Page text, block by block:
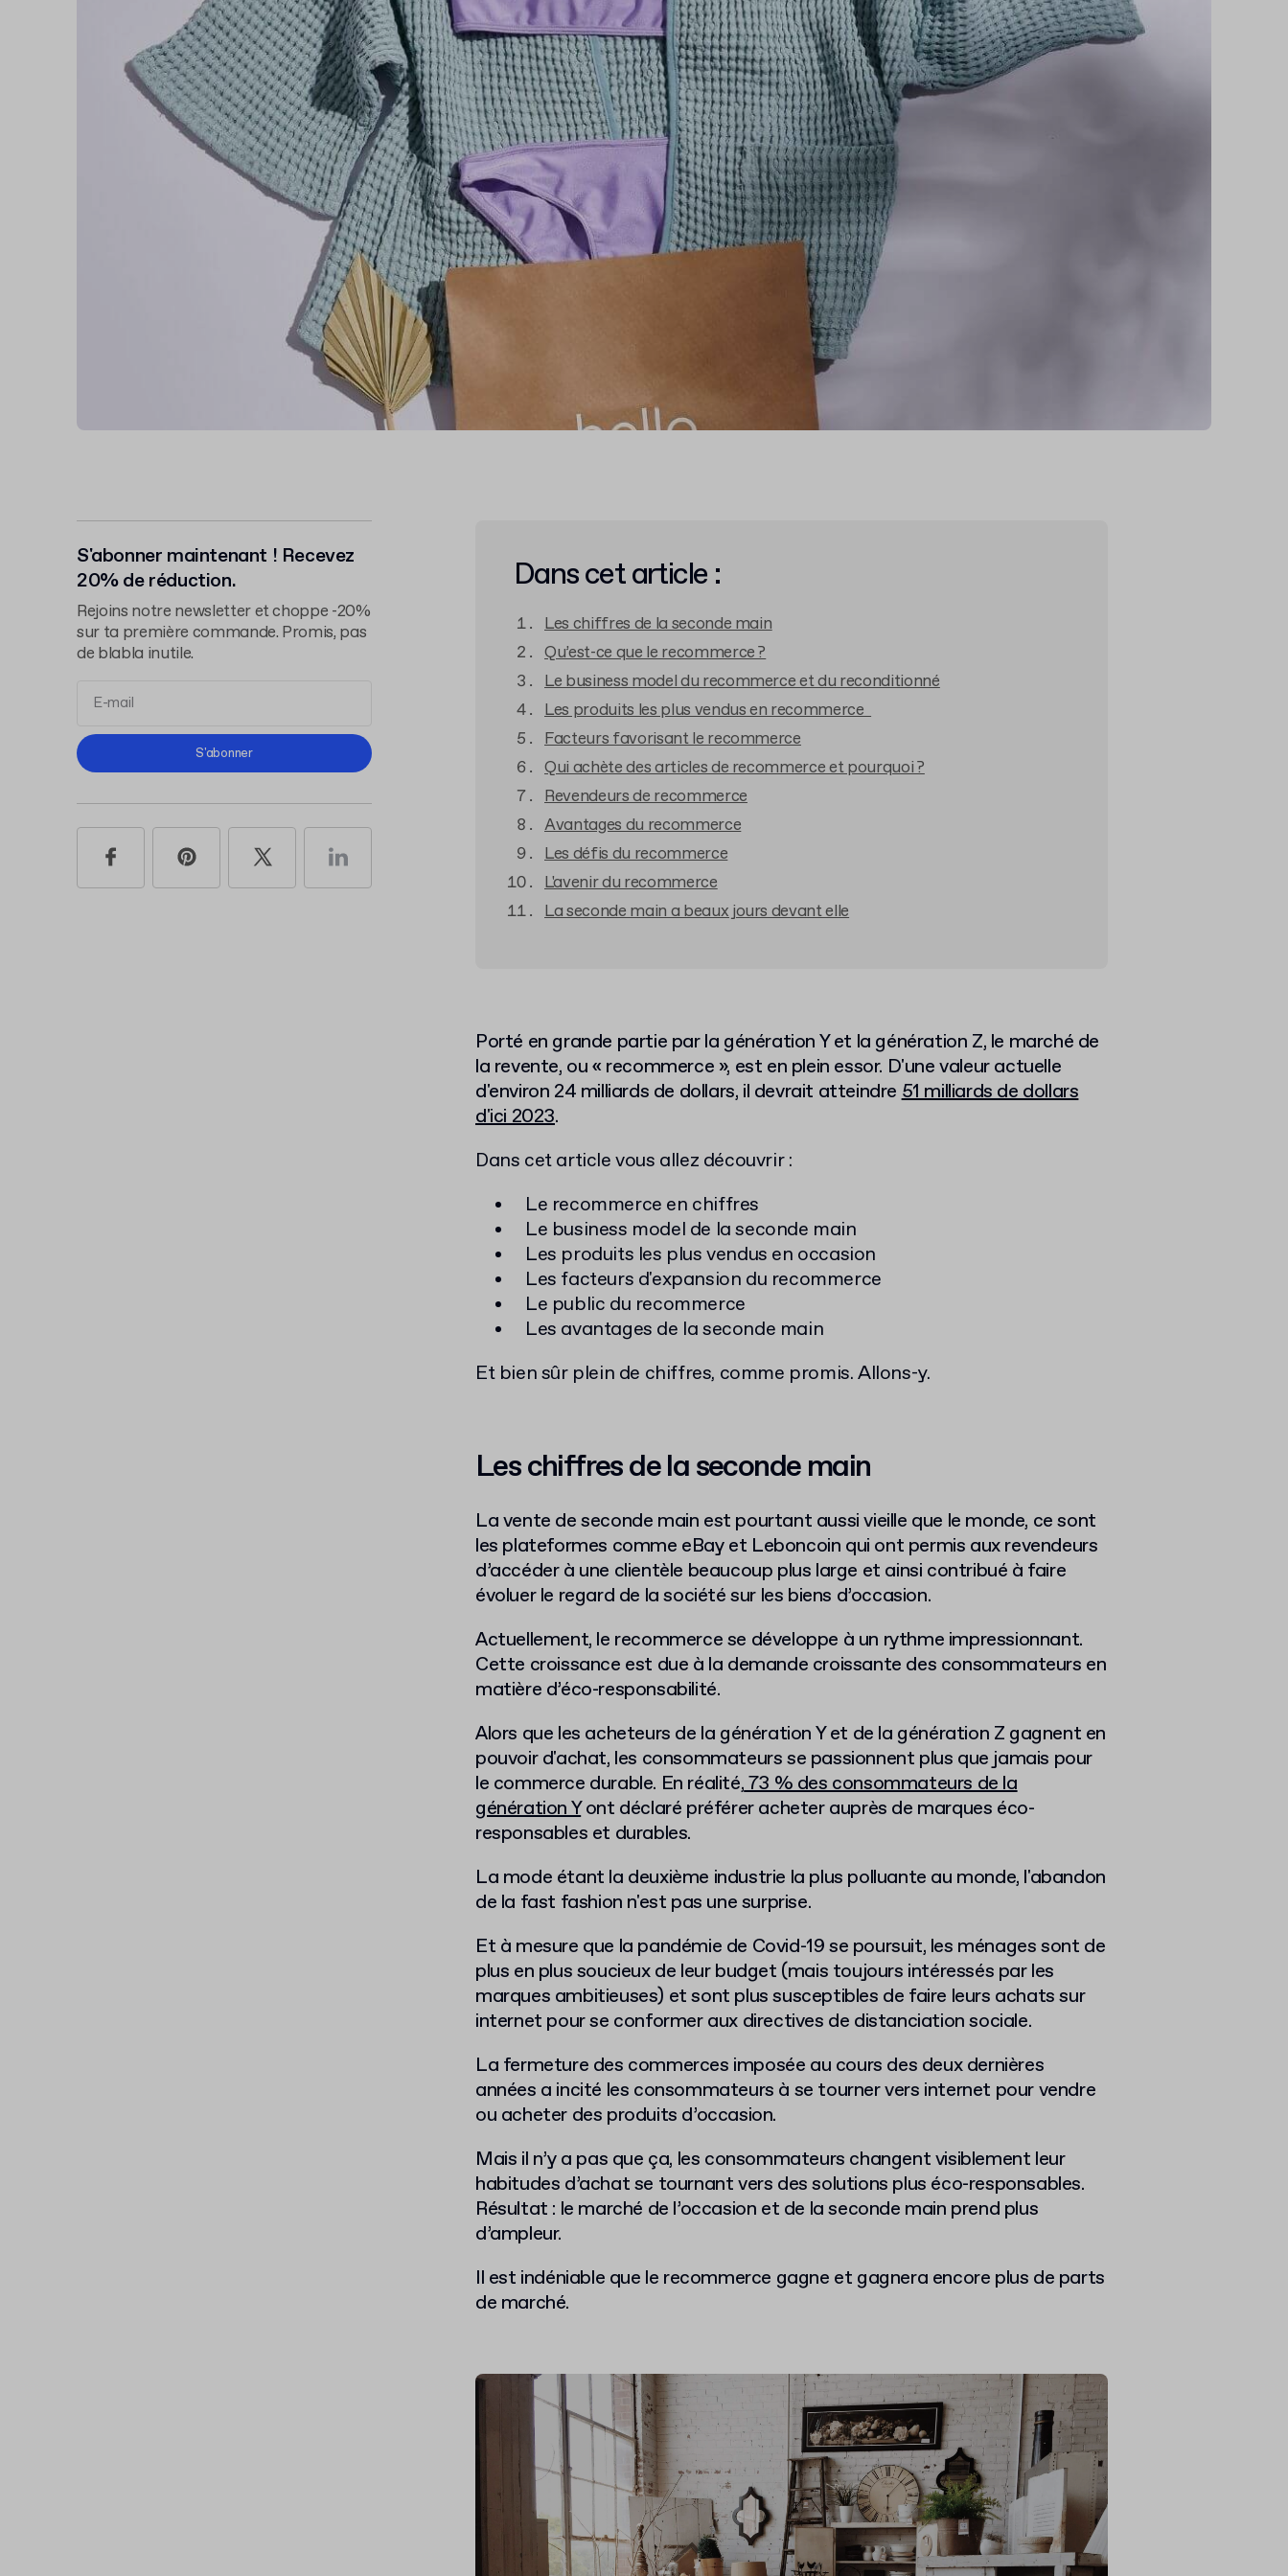
S'abonner maintenant ! Recevez
20% de réduction.
Rejoins notre newsletter et choppe -20%
sur ta première commande. Promis, pas
de blabla inutile.
Politique de Confidentialité
S'abonner
Dans cet article :
Les chiffres de la seconde main
Qu’est-ce que le recommerce ?
Le business model du recommerce et du reconditionné
Les produits les plus vendus en recommerce
Facteurs favorisant le recommerce
Qui achète des articles de recommerce et pourquoi ?
Revendeurs de recommerce
Avantages du recommerce
Les défis du recommerce
L'avenir du recommerce
La seconde main a beaux jours devant elle
Porté en grande partie par la génération Y et la génération Z, le marché de
la revente, ou « recommerce », est en plein essor. D'une valeur actuelle
d'environ 24 milliards de dollars, il devrait atteindre51 milliards de dollars
d'ici 2023.
Dans cet article vous allez découvrir :
Le recommerce en chiffres
Le business model de la seconde main
Les produits les plus vendus en occasion
Les facteurs d'expansion du recommerce
Le public du recommerce
Les avantages de la seconde main
Et bien sûr plein de chiffres, comme promis. Allons-y.
Les chiffres de la seconde main
La vente de seconde main est pourtant aussi vieille que le monde, ce sont
les plateformes comme eBay et Leboncoin qui ont permis aux revendeurs
d’accéder à une clientèle beaucoup plus large et ainsi contribué à faire
évoluer le regard de la société sur les biens d’occasion.
Actuellement, le recommerce se développe à un rythme impressionnant.
Cette croissance est due à la demande croissante des consommateurs en
matière d’éco-responsabilité.
Alors que les acheteurs de la génération Y et de la génération Z gagnent en
pouvoir d'achat, les consommateurs se passionnent plus que jamais pour
le commerce durable. En réalité,73 % des consommateurs de la
génération Yont déclaré préférer acheter auprès de marques éco-
responsables et durables.
La mode étant la deuxième industrie la plus polluante au monde, l'abandon
de la fast fashion n'est pas une surprise.
Et à mesure que la pandémie de Covid-19 se poursuit, les ménages sont de
plus en plus soucieux de leur budget (mais toujours intéressés par les
marques ambitieuses) et sont plus susceptibles de faire leurs achats sur
internet pour se conformer aux directives de distanciation sociale.
La fermeture des commerces imposée au cours des deux dernières
années a incité les consommateurs à se tourner vers internet pour vendre
ou acheter des produits d’occasion.
Mais il n’y a pas que ça, les consommateurs changent visiblement leur
habitudes d’achat se tournant vers des solutions plus éco-responsables.
Résultat : le marché de l’occasion et de la seconde main prend plus
d’ampleur.
Il est indéniable que le recommerce gagne et gagnera encore plus de parts
de marché.